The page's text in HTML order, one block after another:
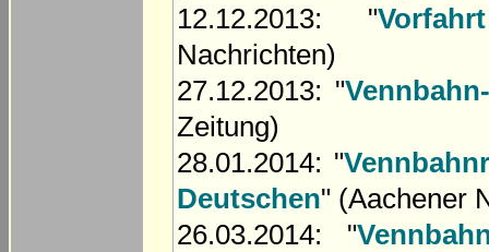
12.12.2013: "
Nachrichten)
27.12.2013: "
Zeitung)
28.01.2014: "
Deutschen" (Aachener
26.03.2014: "